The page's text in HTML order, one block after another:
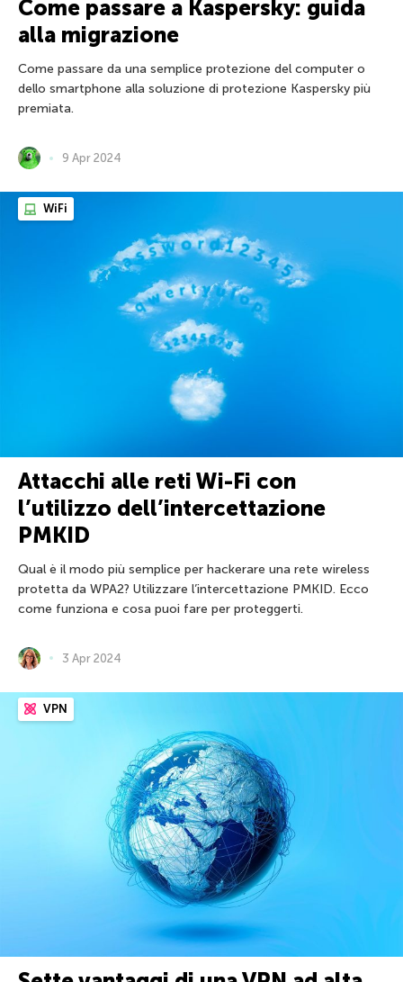
Come passare a Kaspersky: guida
alla migrazione
Come passare da una semplice protezione del computer o
dello smartphone alla soluzione di protezione Kaspersky più
premiata.
9 Apr 2024
WiFi
Attacchi alle reti Wi-Fi con
l’utilizzo dell’intercettazione
PMKID
Qual è il modo più semplice per hackerare una rete wireless
protetta da WPA2? Utilizzare l’intercettazione PMKID. Ecco
come funziona e cosa puoi fare per proteggerti.
3 Apr 2024
VPN